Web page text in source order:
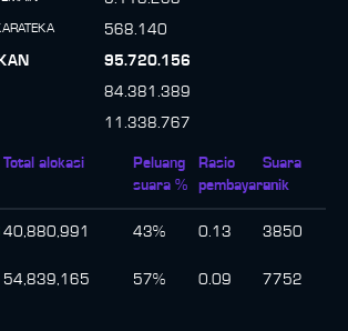
568.140
95.720.156
84.381.389
11.338.767
Total alokasi
Peluang
suara %
Rasio
pembayaran
Suara
unik
40,880,991 43% 0.13 3850
54,839,165 57% 0.09 7752